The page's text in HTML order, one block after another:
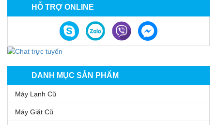
HỖ TRỢ ONLINE
DANH MỤC SẢN PHẨM
Máy Lạnh Cũ
Máy Giặt Cũ